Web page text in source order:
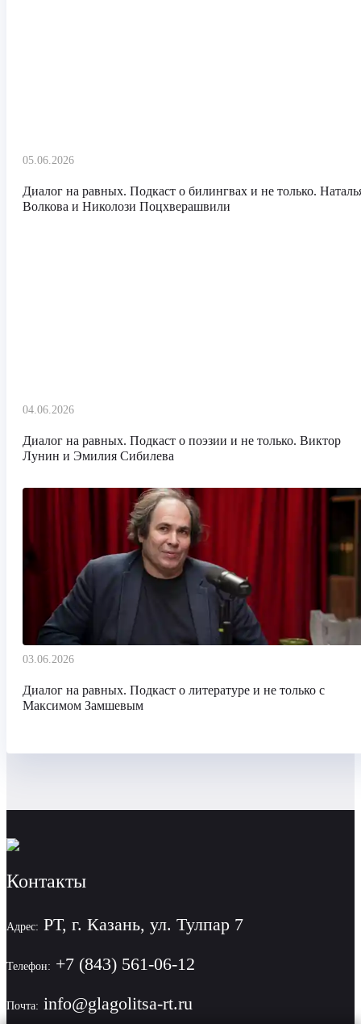
05.06.2026
Диалог на равных. Подкаст о билингвах и не только.
Волкова и Николози Поцхверашвили
04.06.2026
Диалог на равных. Подкаст о поэзии и не только. Виктор
Лунин и Эмилия Сибилева
03.06.2026
Диалог на равных. Подкаст о литературе и не только с
Максимом Замшевым
Контакты
Адрес: РТ, г. Казань, ул. Тулпар 7
Телефон: +7 (843) 561-06-12
Почта: info@glagolitsa-rt.ru